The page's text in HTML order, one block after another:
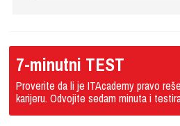
7-minutni TEST
Proverite da li je ITAcademy pravo
karijeru. Odvojite sedam minuta i